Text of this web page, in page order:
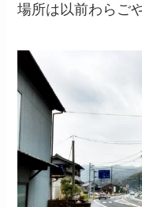
場所は以前わらご